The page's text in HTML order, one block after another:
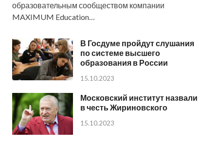
образовательным сообществом компании
MAXIMUM Education…
В Госдуме пройдут слушания
по системе высшего
образования в России
15.10.2023
Московский институт назвали
в честь Жириновского
15.10.2023